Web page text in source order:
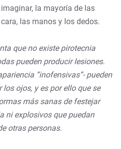
la mayoría de las
las manos y los dedos.
que no existe pirotecnia
pueden producir lesiones.
“inofensivas”- pueden
ojos, y es por ello que se
más sanas de festejar
ni explosivos que puedan
otras personas.